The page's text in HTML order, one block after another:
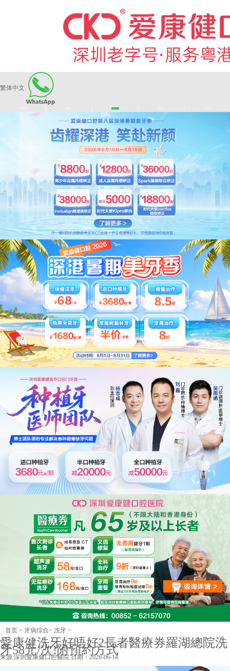
繁体中文
长者医疗券
首页 > 牙病综合> 洗牙 >
愛康健洗牙好唔好?長者醫療券羅湖總院洗
牙58元/次!附預約方式
来源:深圳愛康健口腔醫院日期：2026-06-14